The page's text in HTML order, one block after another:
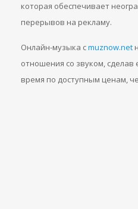
которая обеспечивает
перерывов на рекламу.
Онлайн-музыка сmuznow.net
отношения со звуком,
время по доступным ценам,